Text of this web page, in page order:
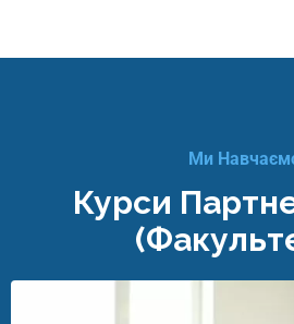
Ми
Курси